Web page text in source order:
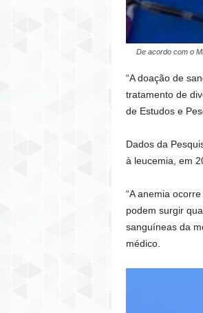
De acordo com o
“A doação de
tratamento de
de Estudos e
Dados da
à leucemia, em
“A anemia
podem surgir
sanguíneas da
médico.